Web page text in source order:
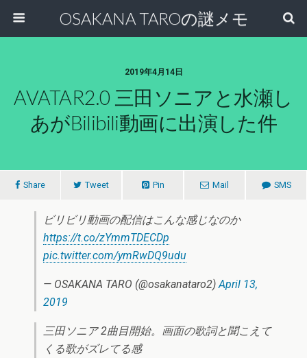
OSAKANA TAROの謎メモ
2019年4月14日
AVATAR2.0 三田ソニアと水瀬し
あがbilibili動画に出演した件
Share Tweet Pin Mail SMS
ビリビリ動画の配信はこんな感じなのか
https://t.co/zYmmTDECDp
pic.twitter.com/ymRwDQ9udu
— OSAKANA TARO (@osakanataro2)April 13,
2019
三田ソニア 2曲目開始。画面の歌詞と聞こえて
くる歌がズレてる感